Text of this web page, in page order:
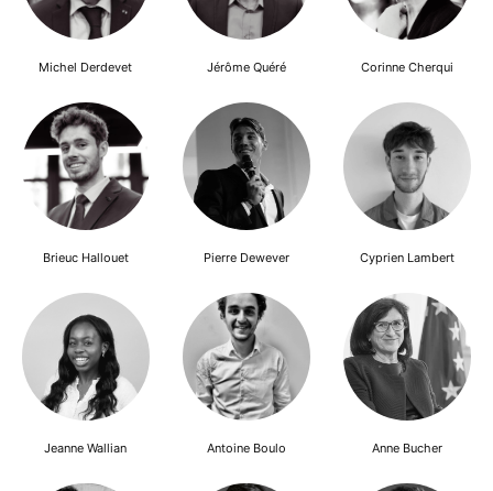
Michel Derdevet Jérôme Quéré Corinne Cherqui
Brieuc Hallouet Pierre Dewever Cyprien Lambert
Jeanne Wallian Antoine Boulo Anne Bucher